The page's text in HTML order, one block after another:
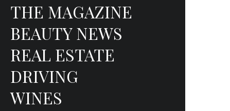
THE MAGAZINE
BEAUTY NEWS
REAL ESTATE
DRIVING
WINES